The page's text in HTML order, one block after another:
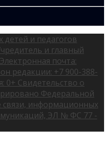
и педагогов
и главный
почта:
редакции: +7 900-388-
0+ Свидетельство о
Федеральной
связи, информационных
ЭЛ № ФС 77 -